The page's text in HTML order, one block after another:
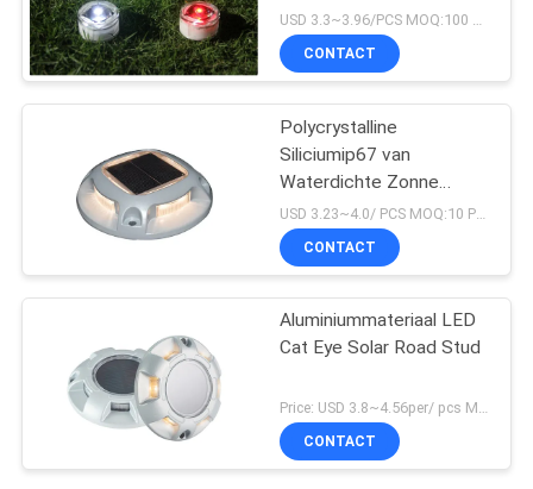
USD 3.3~3.96/PCS MOQ:100 PCs
CONTACT
Polycrystalline
Siliciumip67 van
Waterdichte Zonne
LEIDENE Last van Ni MH
4.5H Deklichten
USD 3.23~4.0/ PCS MOQ:10 PCs
CONTACT
Aluminiummateriaal LED
Cat Eye Solar Road Stud
CONTACT